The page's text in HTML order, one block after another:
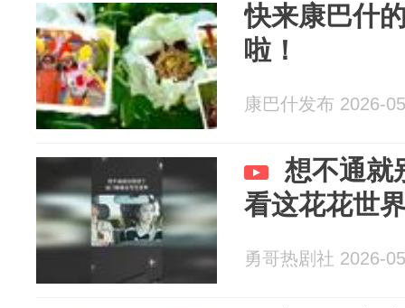
快来康巴什
啦！
康巴什发布 2026-
想不通就
看这花花世
勇哥热剧社 2026-